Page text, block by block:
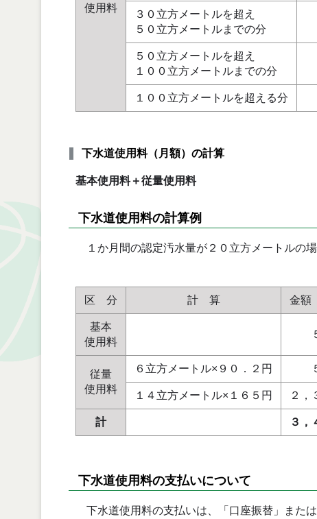
使用料
３０立方メートルを超え
５０立方メートルまでの分
５０立方メートルを超え
１００立方メートルまでの分
１００立方メートルを超える分
下水道使用料（月額）の計算
基本使用料＋従量使用料
下水道使用料の計算例
１か月間の認定汚水量が２０立方メートルの
区 分 計 算 金額
基本
使用料
従量
使用料
６立方メートル×９０．２円
１４立方メートル×１６５円 ２，
計 ３，
下水道使用料の支払いについて
下水道使用料の支払いは、「口座振替」また